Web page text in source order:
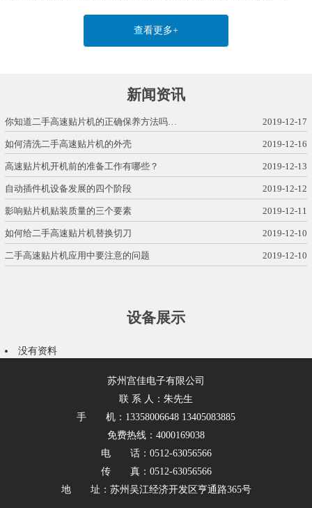
查看更多+
新闻资讯
你知道二手高速贴片机的正确保养方法吗… 2019-12-17
如何清洗二手高速贴片机的外壳 2019-12-16
高速贴片机开机前的准备工作有哪些？ 2019-12-13
自动插件机设备发展的四个阶段 2019-12-12
影响贴片机贴装质量的三个要素 2019-12-11
如何给二手高速贴片机替换切刀 2019-12-10
二手高速贴片机应用中要注意的问题 2019-12-10
设备展示
没有资料
苏州宫佳电子有限公司
联 系 人：朱先生
手 机：13358006648 13405083885
免费热线：4000169038
电 话：0512-63056566
传 真：0512-63056566
地 址：苏州吴江经济开发区亨通路365号